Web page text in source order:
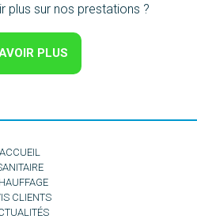
plus sur nos prestations ?
PLUS
ACCUEIL
CLIENTS